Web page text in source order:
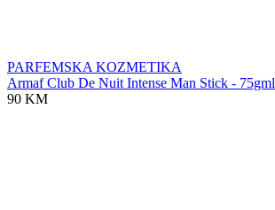
PARFEMSKA KOZMETIKA
Armaf Club De Nuit Intense Man Stick - 75gml
90 KM